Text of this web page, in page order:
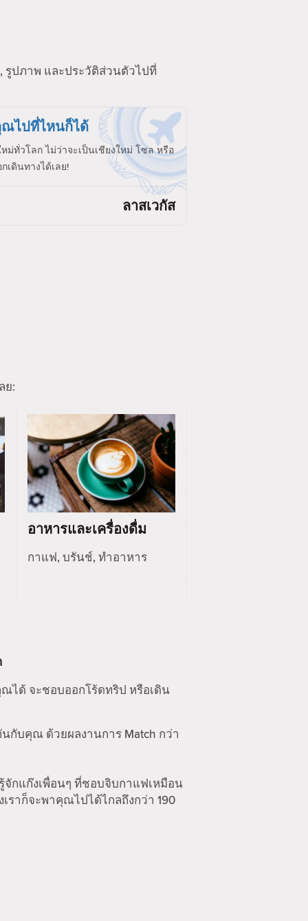
รูปภาพ และประวัติส่วนตัวไปที่
ณไปที่ไหนก็ได้
ม่ทั่วโลก ไม่ว่าจะเป็นเชียงใหม่ โซล หรือ
เดินทางได้เลย!
ลาสเวกัส
ย:
อาหารและเครื่องดื่ม
กาแฟ, บรันช์, ทำอาหาร
ได้ จะชอบออกโร้ดทริป หรือเดิน
กับคุณ ด้วยผลงานการ Match กว่า
กแก๊งเพื่อนๆ ที่ชอบจิบกาแฟเหมือน
าก็จะพาคุณไปได้ไกลถึงกว่า 190